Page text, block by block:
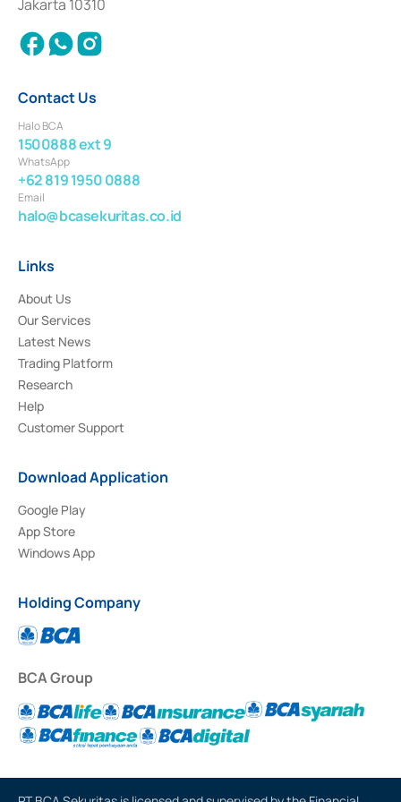
2018.
Jakarta 10310
Contact Us
Halo BCA
1500888 ext 9
WhatsApp
+62 819 1950 0888
Email
halo@bcasekuritas.co.id
Links
About Us
Our Services
Latest News
Trading Platform
Research
Help
Customer Support
Download Application
Google Play
App Store
Windows App
Holding Company
BCA Group